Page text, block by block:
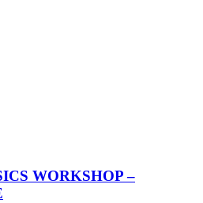
WORKSHOP –